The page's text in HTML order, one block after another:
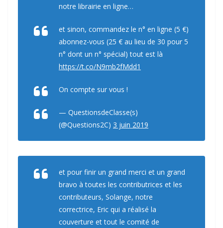
notre librairie en ligne…
et sinon, commandez le n° en ligne (5 €)
abonnez-vous (25 € au lieu de 30 pour 5
n° dont un n° spécial) tout est là
https://t.co/N9mb2fMdd1
On compte sur vous !
— QuestionsdeClasse(s)
(@Questions2C) 3 juin 2019
et pour finir un grand merci et un grand
bravo à toutes les contributrices et les
contributeurs, Solange, notre
correctrice, Eric qui a réalisé la
couverture et tout le comité de